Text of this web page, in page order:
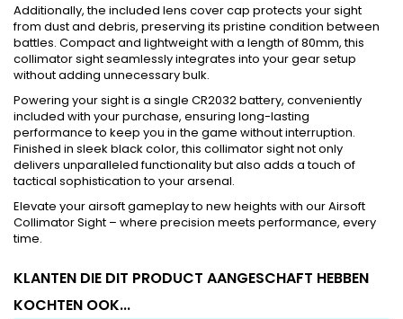
Additionally, the included lens cover cap protects your sight
from dust and debris, preserving its pristine condition between
battles. Compact and lightweight with a length of 80mm, this
collimator sight seamlessly integrates into your gear setup
without adding unnecessary bulk.
Powering your sight is a single CR2032 battery, conveniently
included with your purchase, ensuring long-lasting
performance to keep you in the game without interruption.
Finished in sleek black color, this collimator sight not only
delivers unparalleled functionality but also adds a touch of
tactical sophistication to your arsenal.
Elevate your airsoft gameplay to new heights with our Airsoft
Collimator Sight – where precision meets performance, every
time.
KLANTEN DIE DIT PRODUCT AANGESCHAFT HEBBEN
KOCHTEN OOK...